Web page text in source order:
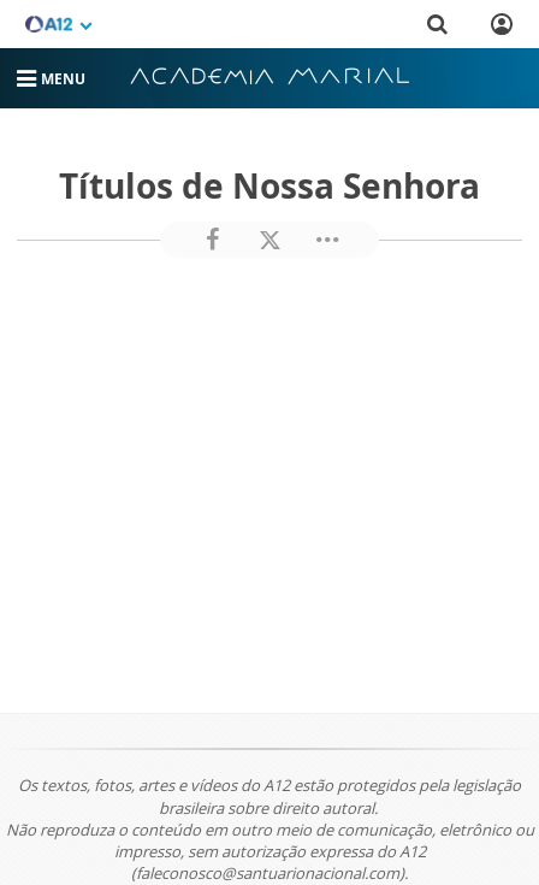
MENU
Títulos de Nossa Senhora
Os textos, fotos, artes e vídeos do A12 estão protegidos pela legislação
brasileira sobre direito autoral.
Não reproduza o conteúdo em outro meio de comunicação, eletrônico ou
impresso, sem autorização expressa do A12
(faleconosco@santuarionacional.com).